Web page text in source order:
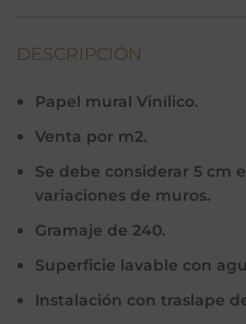
DESCRIPCIÓN
Papel mural Vinílico.
Venta por m2.
Se debe considerar 5 cm
variaciones de muros.
Gramaje de 240.
Superficie lavable con
Instalación con traslape